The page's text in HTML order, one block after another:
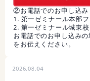
②お電話でのお申し込み
1. 第一ゼミナール本部
2. 第一ゼミナール城東
お電話でのお申し込み
をお伝えください。
2026.08.04